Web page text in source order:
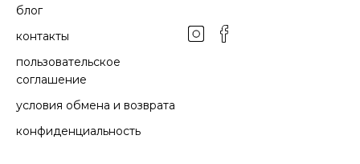
блог
контакты
пользовательское
соглашение
условия обмена и возврата
конфиденциальность